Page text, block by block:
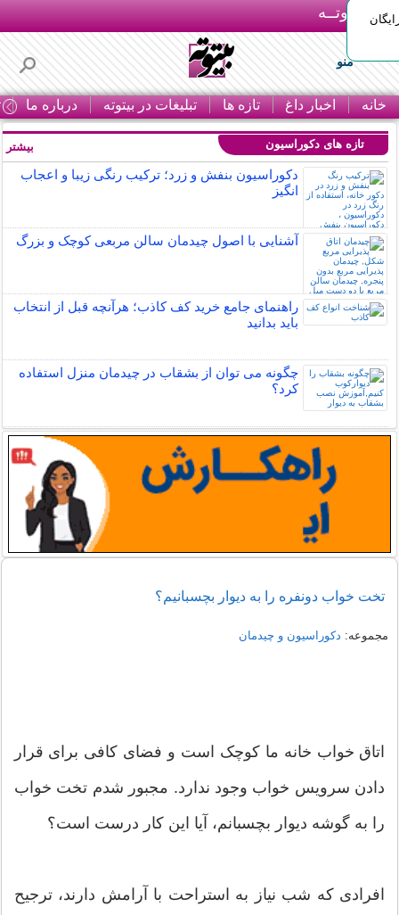
بـیتوتــه
منو
خانه اخبار داغ تازه ها تبلیغات در بیتوته درباره ما
تازه های دکوراسیون
دکوراسیون بنفش و زرد؛ ترکیب رنگی زیبا و اعجاب
انگیز
آشنایی با اصول چیدمان سالن مربعی کوچک و بزرگ
راهنمای جامع خرید کف کاذب؛ هرآنچه قبل از انتخاب
باید بدانید
چگونه می توان از بشقاب در چیدمان منزل استفاده
کرد؟
بیشتر
تخت خواب دونفره را به دیوار بچسبانیم؟
مجموعه: دکوراسیون و چیدمان
اتاق خواب خانه ما کوچک است و فضای کافی برای قرار
دادن سرویس خواب وجود ندارد. مجبور شدم تخت خواب
را به گوشه دیوار بچسبانم، آیا این کار درست است؟
افرادی که شب نیاز به استراحت با آرامش دارند، ترجیح